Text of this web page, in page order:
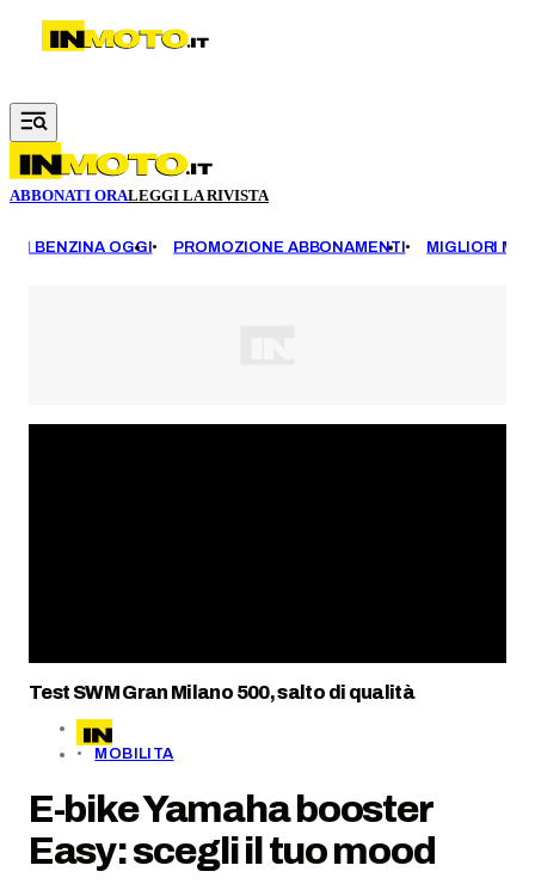
Vai al contenuto principale
ABBONATI ORALEGGI LA RIVISTA
BENZINA OGGI PROMOZIONE ABBONAMENTI MIGLIORI
Test SWM Gran Milano 500, salto di qualità
MOBILITA
E-bike Yamaha booster
Easy: scegli il tuo mood